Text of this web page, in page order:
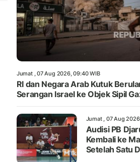
Jumat , 07 Aug 2026, 09:40 WIB
RI dan Negara Arab Kutuk
Serangan Israel ke Objek Sipil
Jumat , 07 Aug
Audisi PB
Kembali ke
Setelah Satu